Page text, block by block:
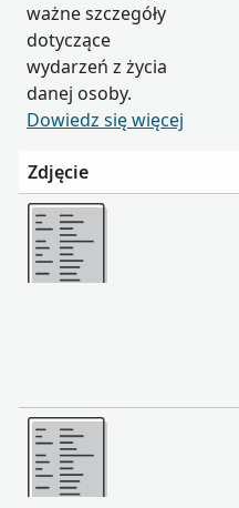
ważne szczegóły
dotyczące
wydarzeń z życia
danej osoby.
Dowiedz się więcej
Zdjęcie
Więcej
Więcej